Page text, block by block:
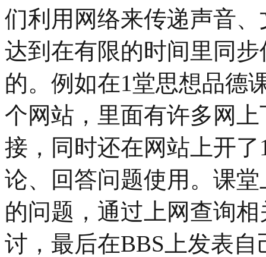
们利用网络来传递声音
达到在有限的时间里同
的。例如在1堂思想品德
个网站，里面有许多网
接，同时还在网站上开
论、回答问题使用。课
的问题，通过上网查询
讨，最后在BBS上发表